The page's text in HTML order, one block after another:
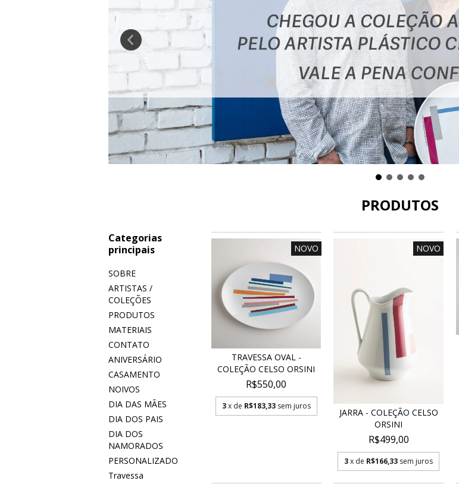
PRODUTOS
Categorias
principais
SOBRE
ARTISTAS /
COLEÇÕES
PRODUTOS
MATERIAIS
CONTATO
ANIVERSÁRIO
CASAMENTO
NOIVOS
DIA DAS MÃES
DIA DOS PAIS
DIA DOS
NAMORADOS
PERSONALIZADO
Travessa
NOVO
TRAVESSA OVAL -
COLEÇÃO CELSO ORSINI
R$550,00
3 x de R$183,33 sem juros
NOVO
JARRA - COLEÇÃO CELSO
ORSINI
R$499,00
3x de R$166,33 sem juros